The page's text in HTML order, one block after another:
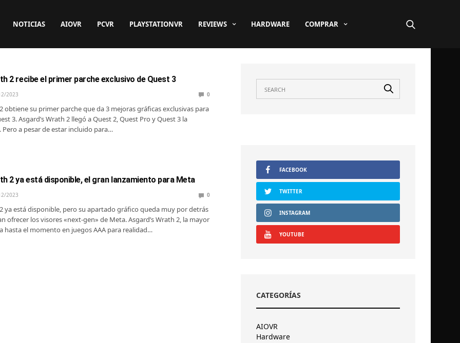
NOTICIAS AIOVR PCVR PLAYSTATIONVR REVIEWS HARDWARE COMPRAR
2 recibe el primer parche exclusivo de Quest 3
2023 0
obtiene su primer parche que da 3 mejoras gráficas exclusivas para
3. Asgard’s Wrath 2 llegó a Quest 2, Quest Pro y Quest 3 la
Pero a pesar de estar incluido para…
2 ya está disponible, el gran lanzamiento para Meta
2023 0
ya está disponible, pero su apartado gráfico queda muy por detrás
ofrecer los visores «next-gen» de Meta. Asgard’s Wrath 2, la mayor
hasta el momento en juegos AAA para realidad…
FACEBOOK
TWITTER
INSTAGRAM
YOUTUBE
CATEGORÍAS
AIOVR
Hardware